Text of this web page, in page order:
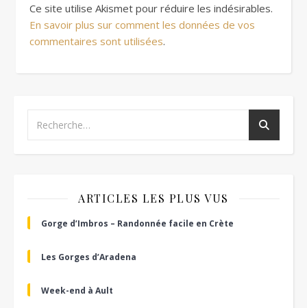
Ce site utilise Akismet pour réduire les indésirables.
En savoir plus sur comment les données de vos
commentaires sont utilisées.
ARTICLES LES PLUS VUS
Gorge d’Imbros – Randonnée facile en Crète
Les Gorges d’Aradena
Week-end à Ault